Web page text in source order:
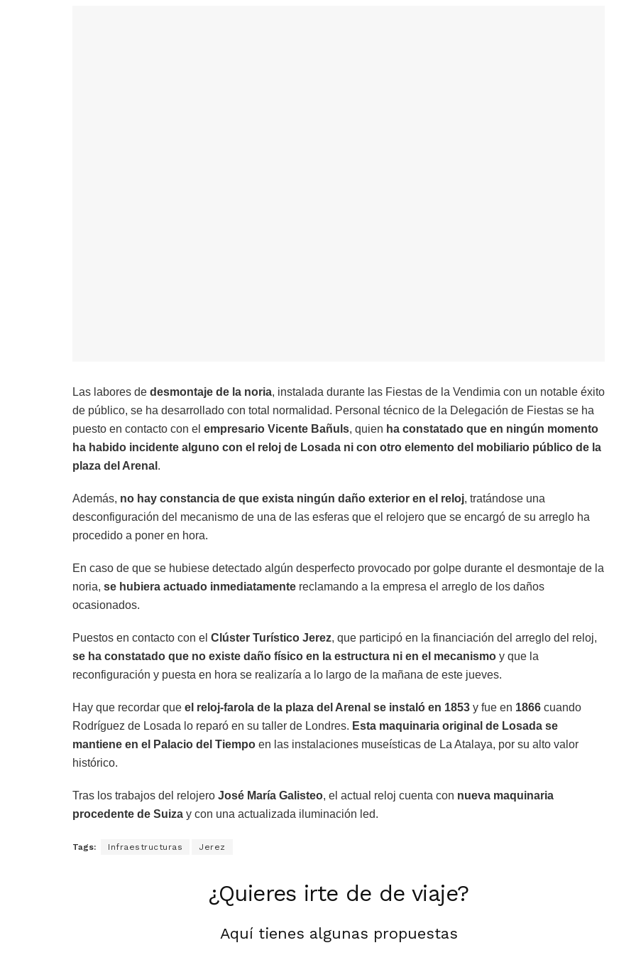
Las labores de desmontaje de la noria, instalada durante las Fiestas de la Vendimia con un notable éxito
de público, se ha desarrollado con total normalidad. Personal técnico de la Delegación de Fiestas se ha
puesto en contacto con el empresario Vicente Bañuls, quien ha constatado que en ningún momento
ha habido incidente alguno con el reloj de Losada ni con otro elemento del mobiliario público de la
plaza del Arenal .
Además, no hay constancia de que exista ningún daño exterior en el reloj, tratándose una
desconfiguración del mecanismo de una de las esferas que el relojero que se encargó de su arreglo ha
procedido a poner en hora.
En caso de que se hubiese detectado algún desperfecto provocado por golpe durante el desmontaje de la
noria, se hubiera actuado inmediatamente reclamando a la empresa el arreglo de los daños
ocasionados.
Puestos en contacto con el Clúster Turístico Jerez, que participó en la financiación del arreglo del reloj,
se ha constatado que no existe daño físico en la estructura ni en el mecanismo y que la
reconfiguración y puesta en hora se realizaría a lo largo de la mañana de este jueves.
Hay que recordar que el reloj-farola de la plaza del Arenal se instaló en 1853 y fue en 1866 cuando
Rodríguez de Losada lo reparó en su taller de Londres. Esta maquinaria original de Losada se
mantiene en el Palacio del Tiempo en las instalaciones museísticas de La Atalaya, por su alto valor
histórico.
Tras los trabajos del relojero José María Galisteo, el actual reloj cuenta con nueva maquinaria
procedente de Suiza y con una actualizada iluminación led.
Tags: Infraestructuras Jerez
¿Quieres irte de de viaje?
Aquí tienes algunas propuestas